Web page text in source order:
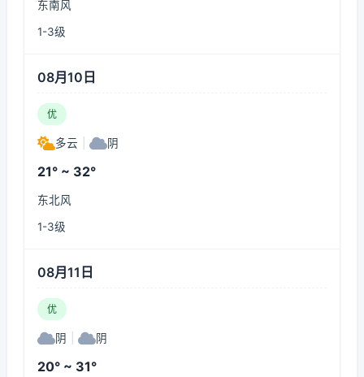
东南风
1-3级
08月10日
优
多云 阴
21° ~ 32°
东北风
1-3级
08月11日
优
阴 阴
20° ~ 31°